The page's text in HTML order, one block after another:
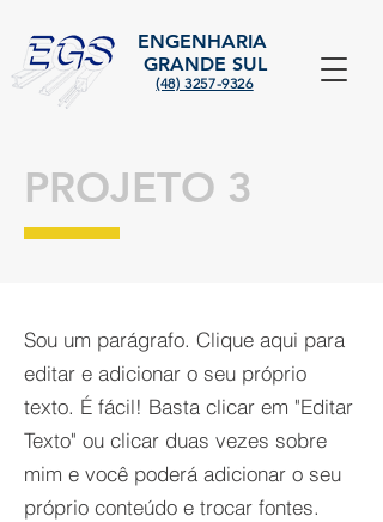
ENGENHARIA
GRANDE SUL
(48) 3257-9326
PROJETO 3
Sou um parágrafo. Clique aqui para
editar e adicionar o seu próprio
texto. É fácil! Basta clicar em "Editar
Texto" ou clicar duas vezes sobre
mim e você poderá adicionar o seu
próprio conteúdo e trocar fontes.